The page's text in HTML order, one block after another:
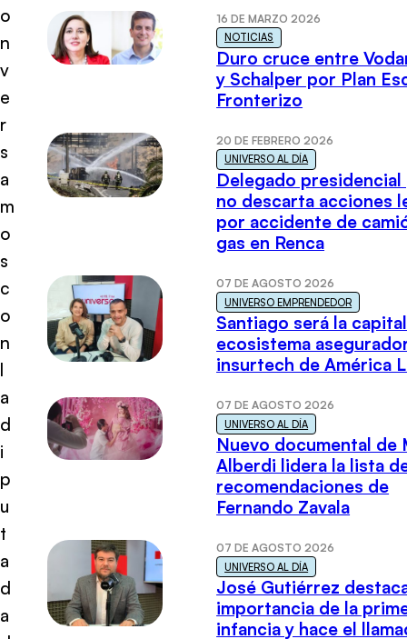
o
n
v
e
r
s
a
m
o
s
c
o
n
l
a
d
i
p
u
t
a
d
a
16 DE MARZO 2026
NOTICIAS
Duro cruce entre
y Schalper por Plan
Fronterizo
20 DE FEBRERO 2026
UNIVERSO AL DÍA
Delegado presidencial
no descarta acciones
por accidente de
gas en Renca
07 DE AGOSTO 2026
UNIVERSO EMPRENDEDOR
Santiago será la
ecosistema
insurtech de América
07 DE AGOSTO 2026
UNIVERSO AL DÍA
Nuevo documental de
Alberdi lidera la lista
recomendaciones de
Fernando Zavala
07 DE AGOSTO 2026
UNIVERSO AL DÍA
José Gutiérrez
importancia de la
infancia y hace el